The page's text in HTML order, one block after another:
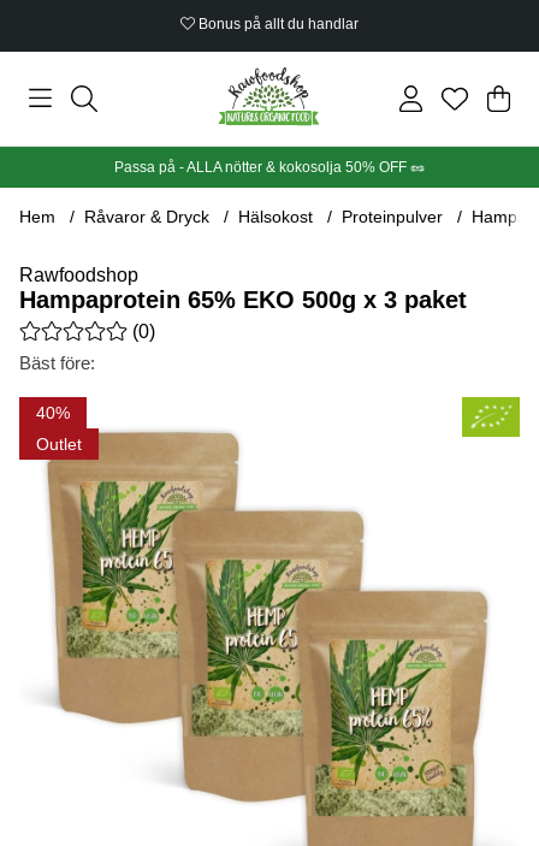
Bonus på allt du handlar
Din
.
Passa på - ALLA nötter & kokosolja 50% OFF 🥜
Hem Råvaror & Dryck Hälsokost Proteinpulver
Rawfoodshop
Hampaprotein 65% EKO 500g x 3 paket
Medelbetyg 0 av 5 Antal betyg 0
(0)
Bäst före:
40
Outlet
Produktbilder Hampaprotein 65% EKO 500g x 3 paket